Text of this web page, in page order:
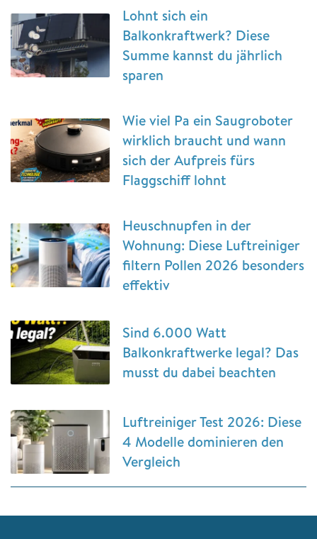
Lohnt sich ein
Balkonkraftwerk? Diese
Summe kannst du jährlich
sparen
Wie viel Pa ein Saugroboter
wirklich braucht und wann
sich der Aufpreis fürs
Flaggschiff lohnt
Heuschnupfen in der
Wohnung: Diese Luftreiniger
filtern Pollen 2026 besonders
effektiv
Sind 6.000 Watt
Balkonkraftwerke legal? Das
musst du dabei beachten
Luftreiniger Test 2026: Diese
4 Modelle dominieren den
Vergleich